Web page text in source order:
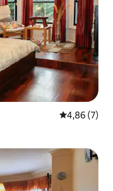
4,86 de uma
4,86 (7)